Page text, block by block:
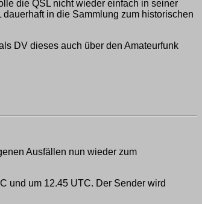
die QSL nicht wieder einfach in seiner
in die Sammlung zum historischen
DV dieses auch über den Amateurfunk
Ausfällen nun wieder zum
und um 12.45 UTC. Der Sender wird